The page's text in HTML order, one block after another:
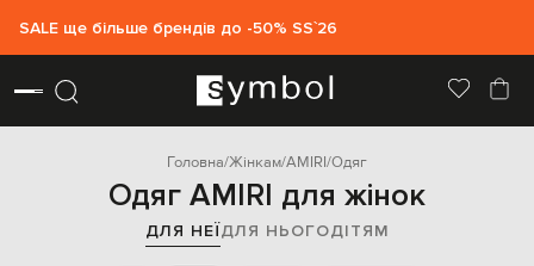
SALE ще більше брендів до -50% SS`26
Головна Жінкам AMIRI Одяг
Одяг AMIRI для жінок
ДЛЯ НЕЇДЛЯ НЬОГОДІТЯМ